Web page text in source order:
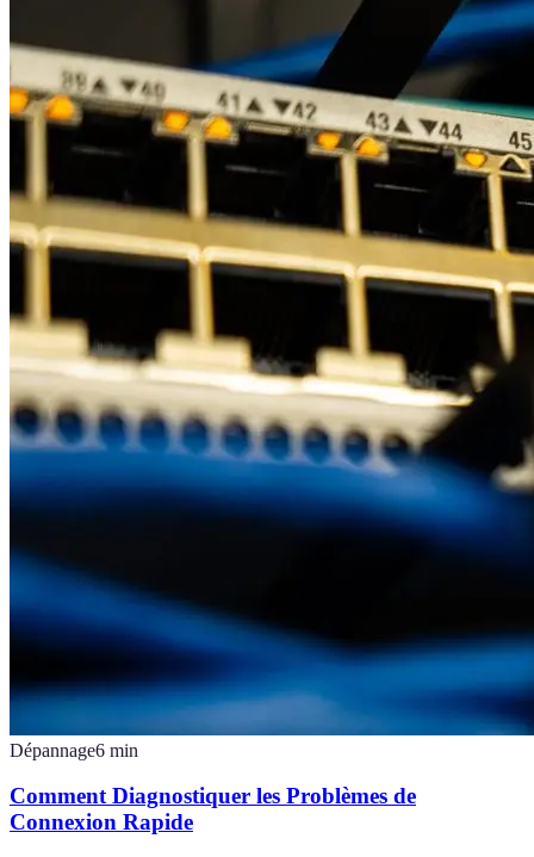
Dépannage6 min
Comment Diagnostiquer les Problèmes de
Connexion Rapide